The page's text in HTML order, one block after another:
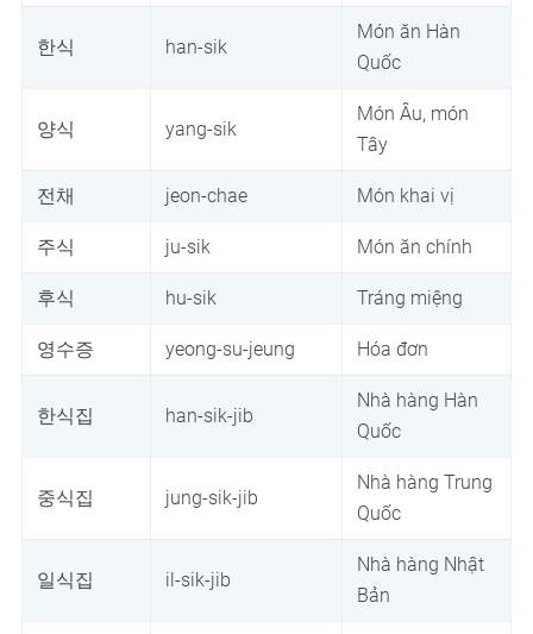
한식 han-sik
Món ăn Hàn
Quốc
양식 yang-sik
Món Âu, món
Tây
전채 jeon-chae Món khai vị
주식 ju-sik Món ăn chính
후식 hu-sik Tráng miệng
영수증 yeong-su-jeung Hóa đơn
한식집 han-sik-jib
Nhà hàng Hàn
Quốc
중식집 jung-sik-jib
Nhà hàng Trung
Quốc
일식집 il-sik-jib
Nhà hàng Nhật
Bản